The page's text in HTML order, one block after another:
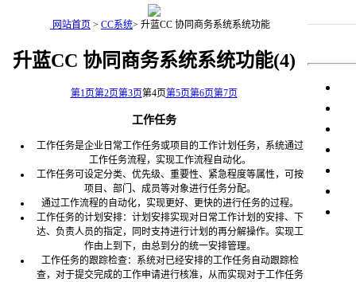
网站首页 > CC系统> 升蓝CC 协同商务系统系统功能
升蓝CC 协同商务系统系统功能(4)
第1页第2页第3页第4页第5页第6页第7页
工作任务
工作任务是企业日常工作任务或项目的工作计划任务，系统通过
工作任务流程，实现工作流程自动化。
工作任务可设定分类、优先级、重要性、紧急程度等属性，可按
项目、部门、成员等对象进行任务分配。
通过工作流程的自动化，实现更好、更快的进行任务的过程。
工作任务的计划安排：计划安排实现对日常工作计划的安排、下
达、负责人员的指定，同时支持进行计划的再分解操作。实现工
作由上到下，由总到分的统一安排管理。
工作任务的跟踪检查：系统对已经安排的工作任务自动跟踪检
查，对于提交完成的工作申请进行核准，从而实现对于工作任务